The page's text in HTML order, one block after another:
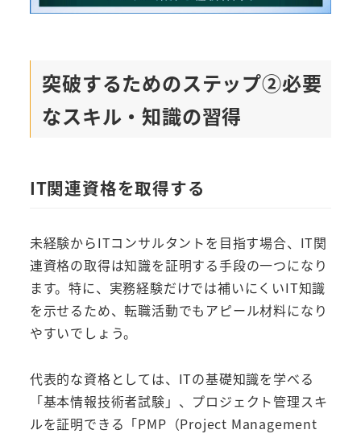
突破するためのステップ②必要
なスキル・知識の習得
IT関連資格を取得する
未経験からITコンサルタントを目指す場合、IT関
連資格の取得は知識を証明する手段の一つになり
ます。特に、実務経験だけでは補いにくいIT知識
を示せるため、転職活動でもアピール材料になり
やすいでしょう。
代表的な資格としては、ITの基礎知識を学べる
「基本情報技術者試験」、プロジェクト管理スキ
ルを証明できる「PMP（Project Management